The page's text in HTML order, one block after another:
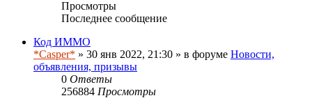
Просмотры
Последнее сообщение
Код ИММО
*Casper* » 30 янв 2022, 21:30 » в форуме Новости,
объявления, призывы
0 Ответы
256884 Просмотры